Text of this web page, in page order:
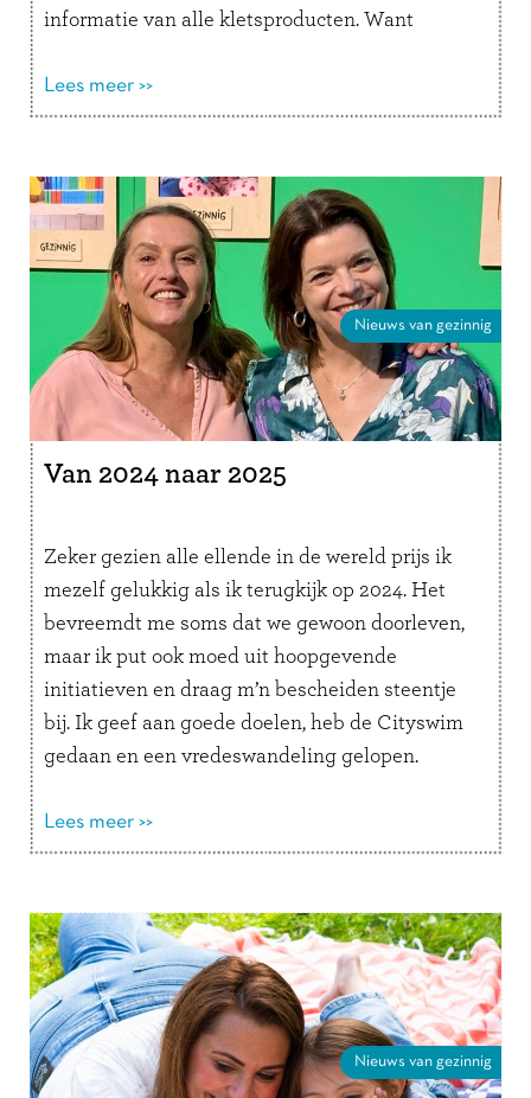
informatie van alle kletsproducten. Want
Lees meer >>
Nieuws van gezinnig
Van 2024 naar 2025
Zeker gezien alle ellende in de wereld prijs ik
mezelf gelukkig als ik terugkijk op 2024. Het
bevreemdt me soms dat we gewoon doorleven,
maar ik put ook moed uit hoopgevende
initiatieven en draag m’n bescheiden steentje
bij. Ik geef aan goede doelen, heb de Cityswim
gedaan en een vredeswandeling gelopen.
Lees meer >>
Nieuws van gezinnig